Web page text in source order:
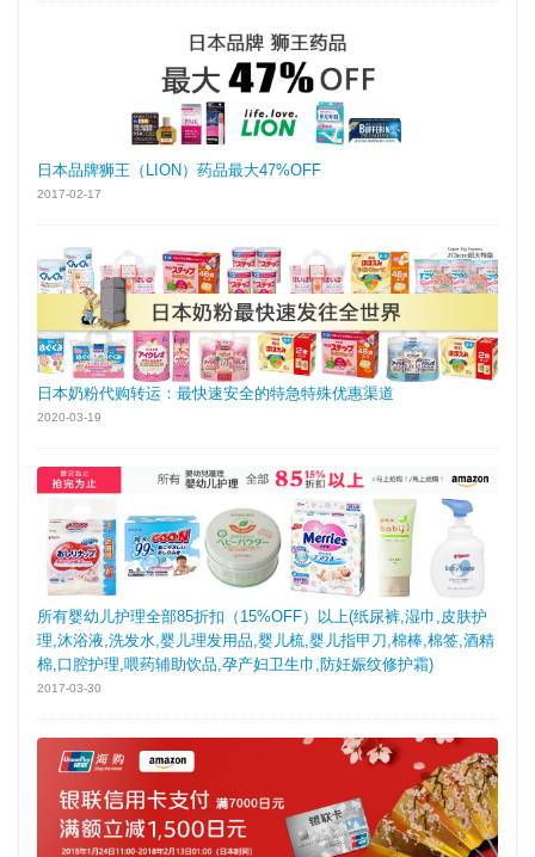
日本品牌狮王（LION）药品最大47%OFF
2017-02-17
日本奶粉代购转运：最快速安全的特急特殊优惠渠道
2020-03-19
所有婴幼儿护理全部85折扣（15%OFF）以上(纸尿裤,湿巾,皮肤护
理,沐浴液,洗发水,婴儿理发用品,婴儿梳,婴儿指甲刀,棉棒,棉签,酒精
棉,口腔护理,喂药辅助饮品,孕产妇卫生巾,防妊娠纹修护霜)
2017-03-30